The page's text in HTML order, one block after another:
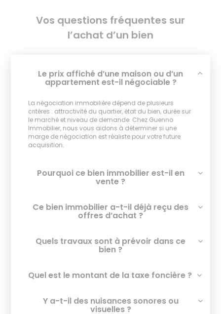
Vos questions fréquentes sur
l’achat d’un bien
Le prix affiché d’une maison ou d’un
appartement est-il négociable ?
La négociation immobilière dépend de plusieurs
critères : attractivité du quartier, état du bien, durée sur
le marché et niveau de demande. Chez Guenno
Immobilier, nous vous aidons à déterminer si une
marge de négociation est réaliste pour votre future
acquisition.
Pourquoi ce bien immobilier est-il en
vente ?
Ce bien immobilier a-t-il déjà reçu des
offres d’achat ?
Quels travaux sont à prévoir dans ce
bien ?
Quel est le montant de la taxe foncière ?
Y a-t-il des nuisances sonores ou
visuelles ?